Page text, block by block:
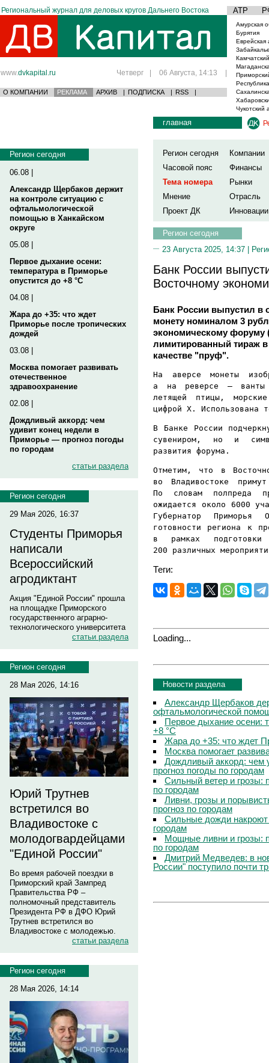
Региональный журнал для деловых кругов Дальнего Востока АТР
www.dvkapital.ru Четверг | 06 Августа, 14:13 |
О КОМПАНИИ РЕКЛАМА АРХИВ | ПОДПИСКА | RSS |
Амурская
Бурятия
Еврейская
Чукотский
Регион сегодня
06.08 |
Александр Щербаков держит
на контроле ситуацию с
офтальмологической
помощью в Ханкайском
округе
05.08 |
Первое дыхание осени:
температура в Приморье
опустится до +8 °C
04.08 |
Жара до +35: что ждет
Приморье после тропических
дождей
03.08 |
Москва помогает развивать
отечественное
здравоохранение
02.08 |
Дождливый аккорд: чем
удивит конец недели в
Приморье — прогноз погоды
по городам
статьи раздела
Регион сегодня
29 Мая 2026, 16:37
Студенты Приморья
написали
Всероссийский
агродиктант
Акция "Единой России" прошла
на площадке Приморского
государственного аграрно-
технологического университета
статьи раздела
Регион сегодня
28 Мая 2026, 14:16
Юрий Трутнев
встретился во
Владивостоке с
молодогвардейцами
"Единой России"
Во время рабочей поездки в
Приморский край Зампред
Правительства РФ –
полномочный представитель
Президента РФ в ДФО Юрий
Трутнев встретился во
Владивостоке с молодежью.
статьи раздела
Регион сегодня
28 Мая 2026, 14:14
главная
Регион сегодня
Компании
Часовой пояс
Финансы
Тема номера
Рынки
Мнение
Отрасль
Проект ДК
Инновации
Регион сегодня
23 Августа 2025, 14:37 |
Банк России
Восточному
Банк России выпустил в
монету номиналом 3
экономическому форуму
лимитированный тираж
качестве "пруф".
На аверсе монеты
а на реверсе — ванты
летящей птицы,
цифрой X. Использована
В Банке России
сувениром, но и
развития форума.
Отметим, что в
во Владивостоке
По словам полпреда
ожидается около 6000
Губернатор
готовности региона к
в рамках
200 различных
Теги:
Loading...
Новости раздела
Александр Щербаков
офтальмологической
Первое дыхание осени:
+8 °C
Жара до +35: что ждет
Москва помогает
Дождливый аккорд: чем
прогноз погоды по городам
Сильный ветер и грозы:
по городам
Ливни, грозы и
прогноз по городам
Сильные дожди
городам
Мощные ливни и грозы:
по городам
Дмитрий Медведев: в
России" поступило почти